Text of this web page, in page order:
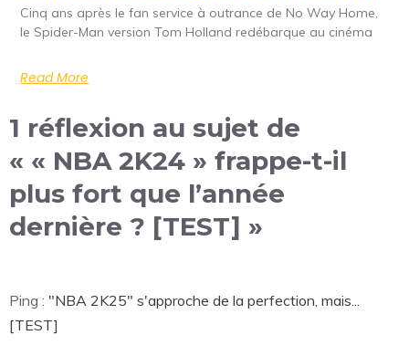
Cinq ans après le fan service à outrance de No Way Home,
le Spider-Man version Tom Holland redébarque au cinéma
Read More
1 réflexion au sujet de
« « NBA 2K24 » frappe-t-il
plus fort que l’année
dernière ? [TEST] »
Ping : "NBA 2K25" s'approche de la perfection, mais...
[TEST]